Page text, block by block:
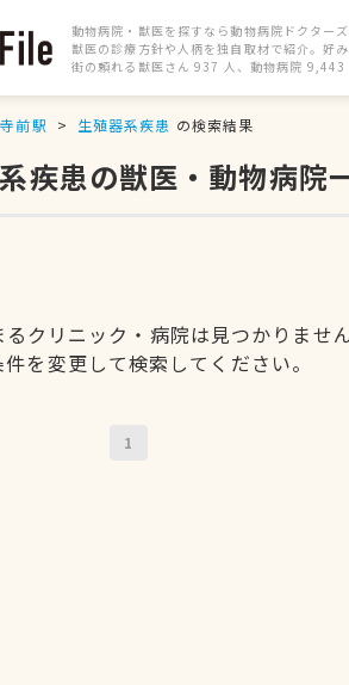
動物病院・獣医を探すなら動物病院ドクターズ
獣医の診療方針や人柄を独自取材で紹介。好
街の頼れる獣医さん 937 人、動物病院
寺前駅 生殖器系疾患 の検索結果
疾患の獣医・動物病院
クリニック・病院は見つかりません
を変更して検索してください。
1